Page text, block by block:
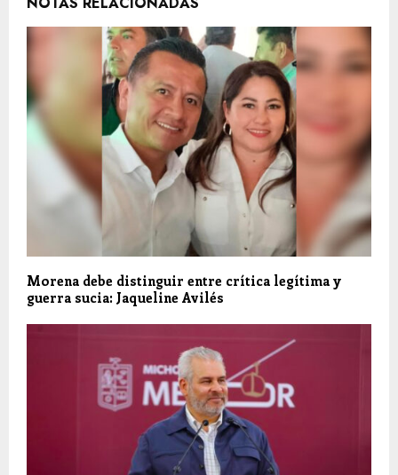
Morena debe distinguir entre crítica legítima y
guerra sucia: Jaqueline Avilés